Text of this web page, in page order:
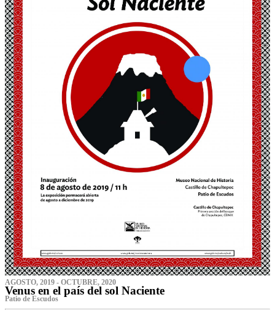
AGOSTO, 2019 - OCTUBRE, 2020
Venus en el país del sol Naciente
P‌atio de Escudos